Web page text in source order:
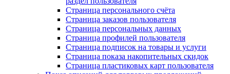
Страница персонального счёта
Страница заказов пользователя
Страница персональных данных
Страница профилей пользователя
Страница подписок на товары и услуги
Страница показа накопительных скидок
Страница пластиковых карт пользователя